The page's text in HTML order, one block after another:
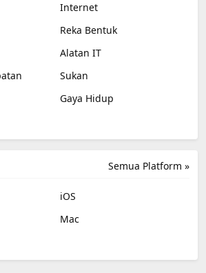
Internet
Reka Bentuk
Alatan IT
Sukan
Gaya Hidup
Semua Platform »
iOS
Mac